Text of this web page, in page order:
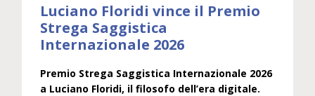
Luciano Floridi vince il Premio
Strega Saggistica
Internazionale 2026
Premio Strega Saggistica Internazionale 2026
a Luciano Floridi, il filosofo dell’era digitale.